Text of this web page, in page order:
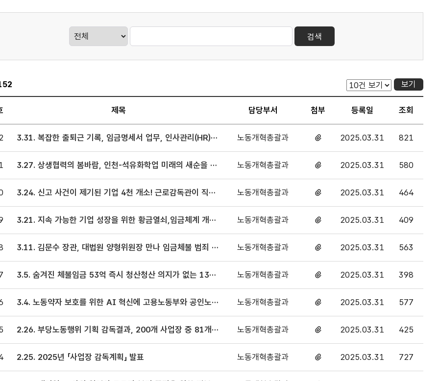
검색
보기
일,
,
제목 담당부서 첨부 등록일 조회
3.31. 복잡한 출퇴근 기록, 임금명세서 업무, 인사관리(HR)
플랫폼으로 쉽고 빠르게 끝낸다
노동개혁총괄과
첨부파일
있음
2025.03.31 821
3.27. 상생협력의 봄바람, 인천-석유화학업 미래의 새순을 돋
우다
노동개혁총괄과
첨부파일
있음
2025.03.31 580
3.24. 신고 사건이 제기된 기업 4천 개소! 근로감독관이 직접
찾아 노무 지도 컨설팅
노동개혁총괄과
첨부파일
있음
2025.03.31 464
3.21. 지속 가능한 기업 성장을 위한 황금열쇠,임금체계 개선
방안을 찾아서!
노동개혁총괄과
첨부파일
있음
2025.03.31 409
3.11. 김문수 장관, 대법원 양형위원장 만나 임금체불 범죄 양
형기준 강화 요청
노동개혁총괄과
첨부파일
있음
2025.03.31 563
3.5. 숨겨진 체불임금 53억 즉시 청산청산 의지가 없는 13개
소는 즉시 사법처리
노동개혁총괄과
첨부파일
있음
2025.03.31 398
3.4. 노동약자 보호를 위한 AI 혁신에 고용노동부와 공인노무
사회가 힘을 모은다
노동개혁총괄과
첨부파일
있음
2025.03.31 577
2.26. 부당노동행위 기획 감독결과, 200개 사업장 중 81개소
에서 위법 적발, 67개소(82.7%) 시정 완료
노동개혁총괄과
첨부파일
있음
2025.03.31 425
2.25. 2025년 「사업장 감독계획」 발표 노동개혁총괄과
첨부파일
있음
2025.03.31 727